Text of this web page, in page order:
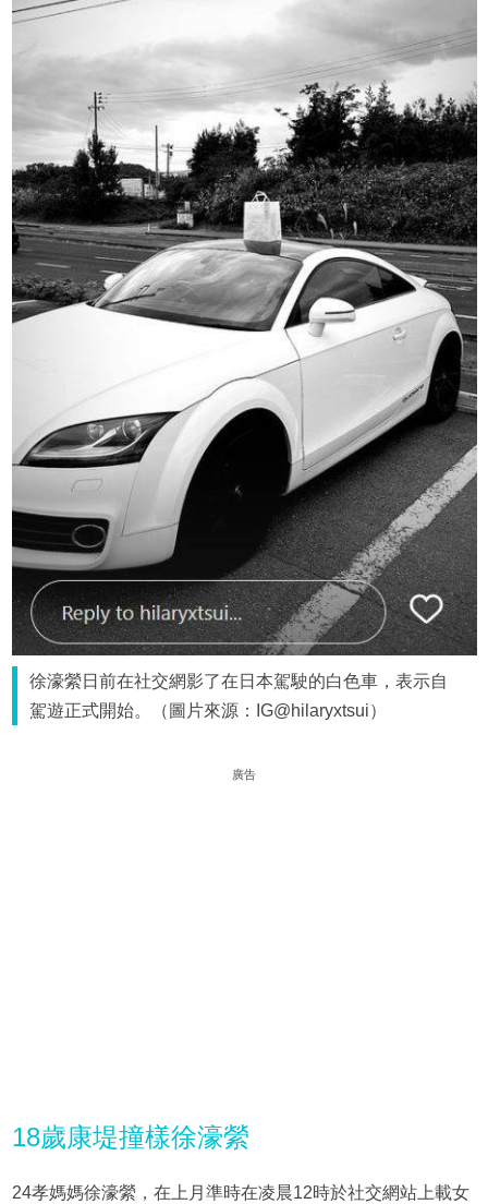
徐濠縈日前在社交網影了在日本駕駛的白色車，表示自
駕遊正式開始。（圖片來源：IG@hilaryxtsui）
廣告
18歲康堤撞樣徐濠縈
24孝媽媽徐濠縈，在上月準時在凌晨12時於社交網站上載女